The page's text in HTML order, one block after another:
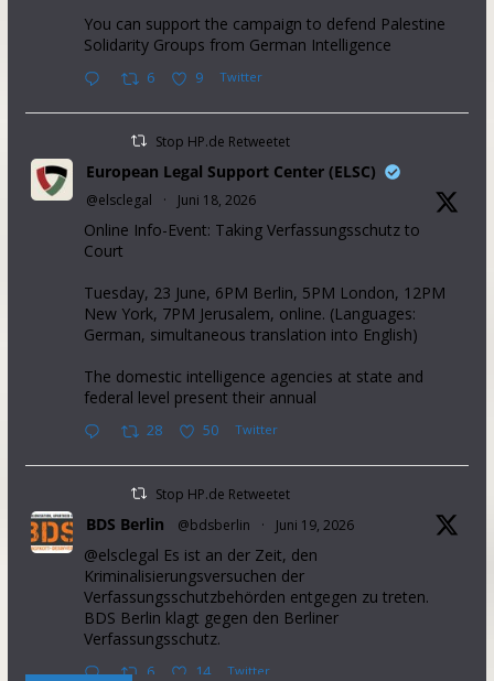
You can support the campaign to defend Palestine
Solidarity Groups from German Intelligence
6 9 Twitter
Stop HP.de Retweetet
European Legal Support Center (ELSC)
@elsclegal · Juni 18, 2026
Online Info-Event: Taking Verfassungsschutz to
Court
Tuesday, 23 June, 6PM Berlin, 5PM London, 12PM
New York, 7PM Jerusalem, online. (Languages:
German, simultaneous translation into English)
The domestic intelligence agencies at state and
federal level present their annual
28 50 Twitter
Stop HP.de Retweetet
BDS Berlin @bdsberlin · Juni 19, 2026
@elsclegal Es ist an der Zeit, den
Kriminalisierungsversuchen der
Verfassungsschutzbehörden entgegen zu treten.
BDS Berlin klagt gegen den Berliner
Verfassungsschutz.
6 14 Twitter